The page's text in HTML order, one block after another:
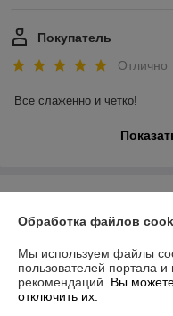
Покупатель
Отлично
Все слаженно и четко!
О нас
Доставка и оплата
Обработка файлов
Мы используем файлы
пользователей портала
рекомендаций. Вы
отключить их.